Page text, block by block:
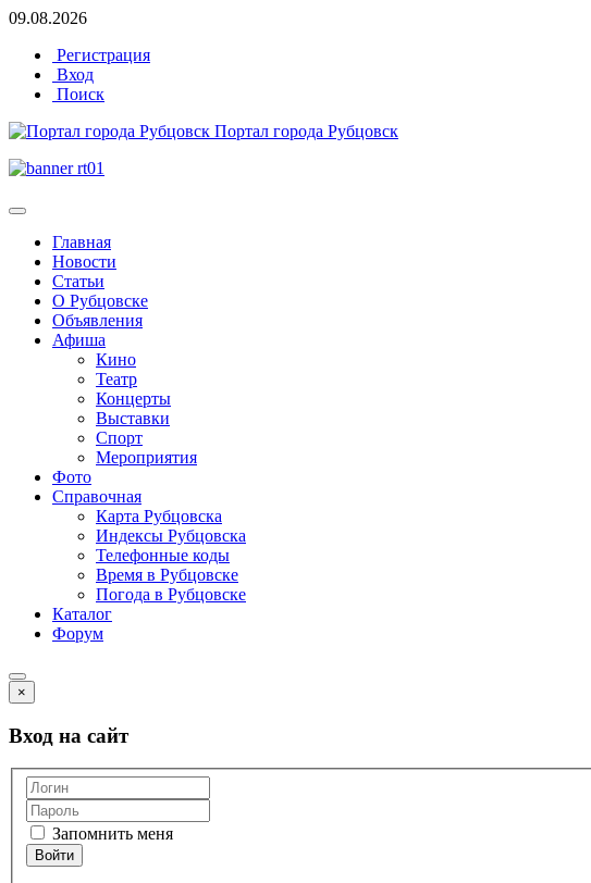
09.08.2026
Регистрация
Вход
Поиск
Портал города Рубцовск
Главная
Новости
Статьи
О Рубцовске
Объявления
Афиша
Кино
Театр
Концерты
Выставки
Спорт
Мероприятия
Фото
Справочная
Карта Рубцовска
Индексы Рубцовска
Телефонные коды
Время в Рубцовске
Погода в Рубцовске
Каталог
Форум
×
Вход на сайт
Запомнить меня